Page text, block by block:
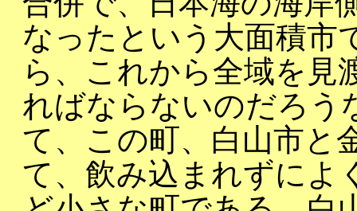
なったという大面積市
ら、これから全域を見
ればならないのだろう
て、この町、白山市と
て、飲み込まれずによ